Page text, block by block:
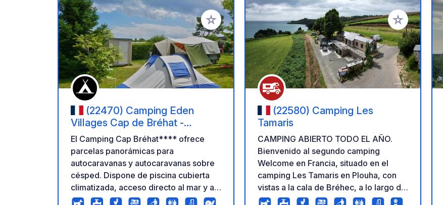
Añadir a tus favoritos
(22470) Camping Eden
Villages Cap de Bréhat -
Paimpol, Côte d'Armor
El Camping Cap Bréhat**** ofrece
parcelas panorámicas para
autocaravanas y autocaravanas sobre
césped. Dispone de piscina cubierta
climatizada, acceso directo al mar y a
la ruta de senderismo GR34. Zona de
Añadir a tus
(22580) Camping Les
Tamaris
CAMPING ABIERTO TODO EL AÑO.
Bienvenido al segundo camping
Welcome en Francia, situado en el
camping Les Tamaris en Plouha, con
vistas a la cala de Bréhec, a lo largo del
GR34 y la carretera del acantilado.